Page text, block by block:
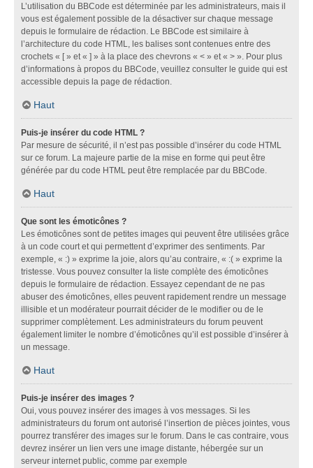
L’utilisation du BBCode est déterminée par les administrateurs, mais il
vous est également possible de la désactiver sur chaque message
depuis le formulaire de rédaction. Le BBCode est similaire à
l’architecture du code HTML, les balises sont contenues entre des
crochets « [ » et « ] » à la place des chevrons « < » et « > ». Pour plus
d’informations à propos du BBCode, veuillez consulter le guide qui est
accessible depuis la page de rédaction.
Haut
Puis-je insérer du code HTML ?
Par mesure de sécurité, il n’est pas possible d’insérer du code HTML
sur ce forum. La majeure partie de la mise en forme qui peut être
générée par du code HTML peut être remplacée par du BBCode.
Haut
Que sont les émoticônes ?
Les émoticônes sont de petites images qui peuvent être utilisées grâce
à un code court et qui permettent d’exprimer des sentiments. Par
exemple, « :) » exprime la joie, alors qu’au contraire, « :( » exprime la
tristesse. Vous pouvez consulter la liste complète des émoticônes
depuis le formulaire de rédaction. Essayez cependant de ne pas
abuser des émoticônes, elles peuvent rapidement rendre un message
illisible et un modérateur pourrait décider de le modifier ou de le
supprimer complètement. Les administrateurs du forum peuvent
également limiter le nombre d’émoticônes qu’il est possible d’insérer à
un message.
Haut
Puis-je insérer des images ?
Oui, vous pouvez insérer des images à vos messages. Si les
administrateurs du forum ont autorisé l’insertion de pièces jointes, vous
pourrez transférer des images sur le forum. Dans le cas contraire, vous
devrez insérer un lien vers une image distante, hébergée sur un
serveur internet public, comme par exemple